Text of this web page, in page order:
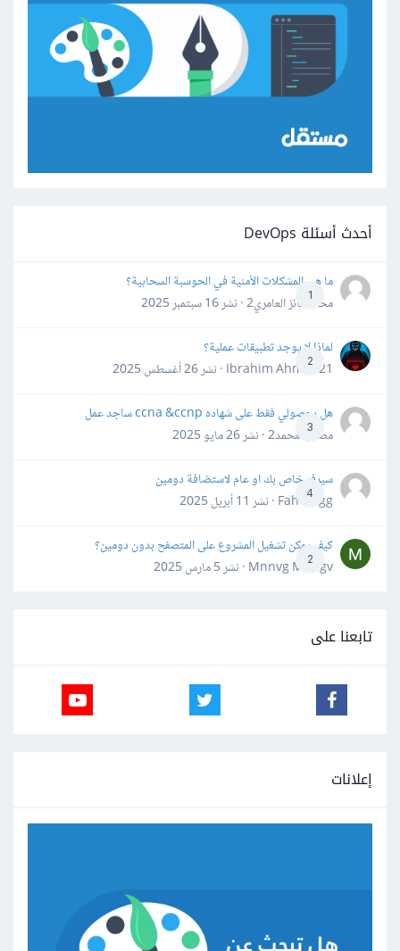
أحدث أسئلة DevOps
1
ما هي المشكلات الأمنية في الحوسبة السحابية؟
محمد فائز العامري2 · نشر
16 سبتمبر 2025
2
لماذا لا يوجد تطبيقات عملية؟
Ibrahim Ahmed21 · نشر
26 أغسطس 2025
3
هل بحصولي فقط على شهاده ccna &ccnp ساجد عمل
مصعب محمد2 · نشر
26 مايو 2025
4
سيرفر خاص بك او عام لاستضافة دومين
Fahd Ggg · نشر
11 أبريل 2025
2
كيف يمكن تشغيل المشروع على المتصفح بدون دومين؟
Mnnvg Mnbgv · نشر
5 مارس 2025
تابعنا على
إعلانات